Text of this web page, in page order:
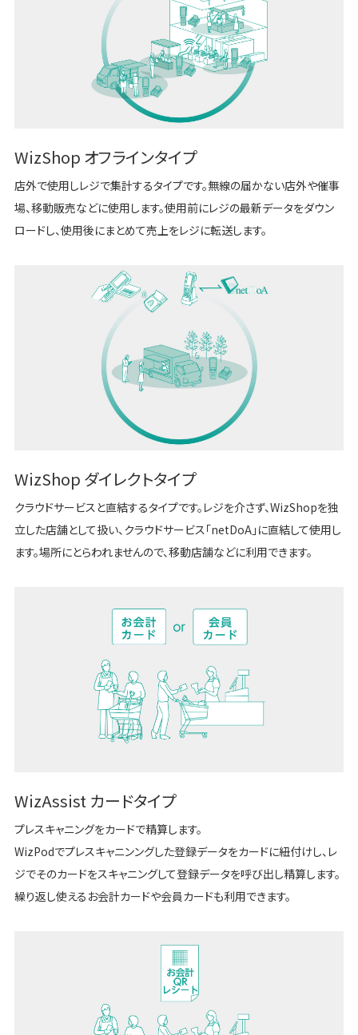
WizShop オフラインタイプ
店外で使用しレジで集計するタイプです。無線の届かない店外や催事
場、移動販売などに使用します。使用前にレジの最新データをダウン
ロードし、使用後にまとめて売上をレジに転送します。
WizShop ダイレクトタイプ
クラウドサービスと直結するタイプです。レジを介さず、WizShopを独
立した店舗として扱い、クラウドサービス「netDoA」に直結して使用し
ます。場所にとらわれませんので、移動店舗などに利用できます。
WizAssist カードタイプ
プレスキャニングをカードで精算します。
WizPodでプレスキャニンングした登録データをカードに紐付けし、レ
ジでそのカードをスキャニングして登録データを呼び出し精算します。
繰り返し使えるお会計カードや会員カードも利用できます。